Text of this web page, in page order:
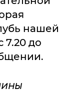
нашей
7.20 до